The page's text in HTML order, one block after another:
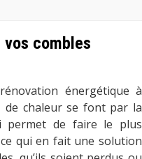
vos combles
énergétique à
de chaleur se font par la
permet de faire le plus
qui en fait une solution